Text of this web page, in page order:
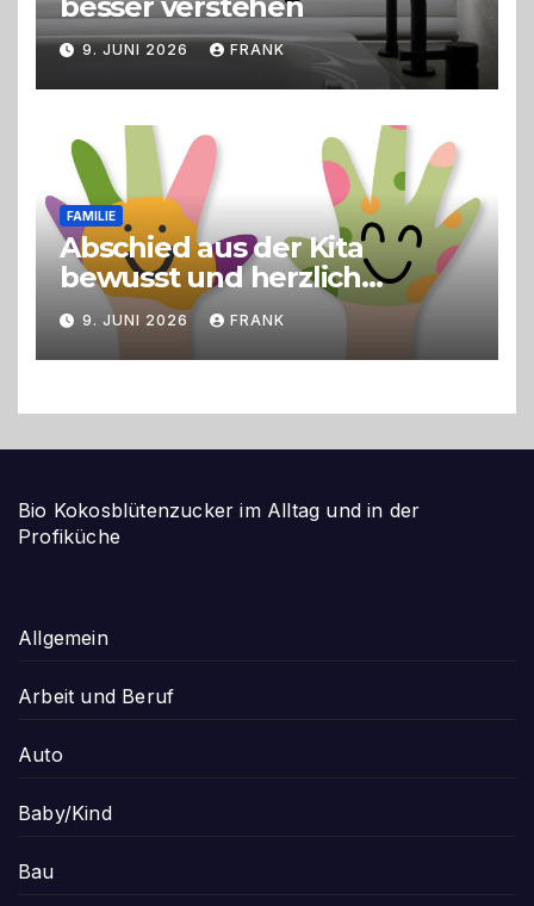
besser verstehen
9. JUNI 2026 FRANK
FAMILIE
Abschied aus der Kita
bewusst und herzlich
gestalten
9. JUNI 2026 FRANK
Bio Kokosblütenzucker im Alltag und in der
Profiküche
Allgemein
Arbeit und Beruf
Auto
Baby/Kind
Bau